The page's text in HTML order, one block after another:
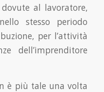
al lavoratore,
stesso periodo
per l’attività
dell’imprenditore
è più tale una volta